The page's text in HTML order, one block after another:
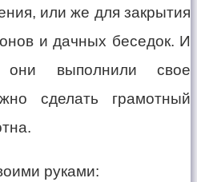
или же для закрытия
и дачных беседок. И
выполнили свое
сделать грамотный